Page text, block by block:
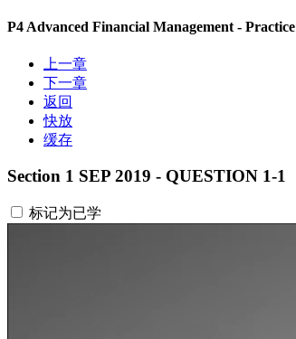
P4 Advanced Financial Management - Practice
上一章
下一章
返回
快放
缓存
Section 1 SEP 2019 - QUESTION 1-1
标记为已学